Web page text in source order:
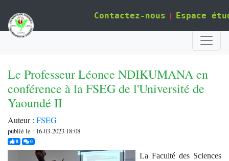
Contactez-nous | Espace
Le Professeur Léonce NDIKUMANA en
conférence à la FSEG de l'Université de
Yaoundé II
Auteur : FSEG
publié le : 16-03-2023 18:08
0j'aime0commentaires
La Faculté des Sciences